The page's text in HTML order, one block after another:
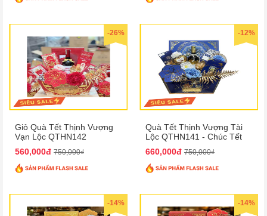
-26%
Giỏ Quà Tết Thịnh Vượng
Vạn Lộc QTHN142
560,000đ 750,000₫
-12%
Quà Tết Thịnh Vượng Tài
Lộc QTHN141 - Chúc Tết
660,000đ 750,000₫
-14% -14%